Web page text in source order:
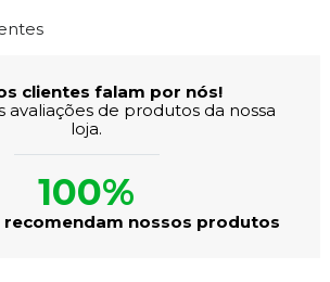
clientes falam por nós!
avaliações de produtos da nossa
loja.
100%
recomendam nossos produtos